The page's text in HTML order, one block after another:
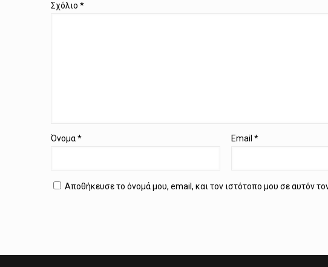
Σχόλιο *
Όνομα* Email*
Αποθήκευσε το όνομά μου, email, και τον ιστότοπο μου σε αυτόν